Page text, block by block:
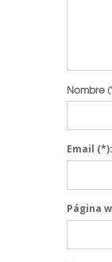
Nombre
Email (*):
Página